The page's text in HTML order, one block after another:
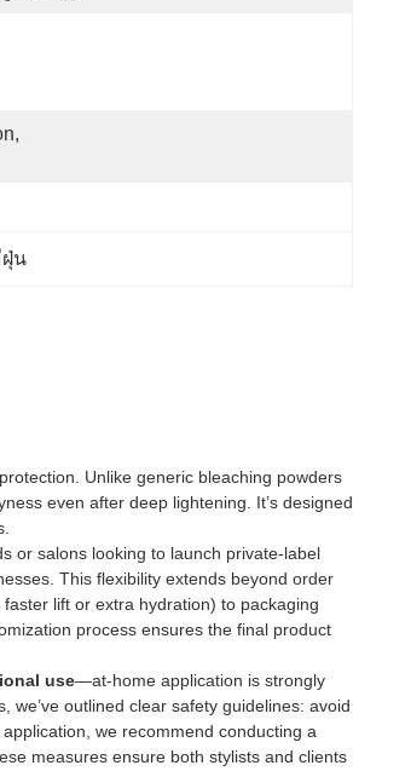
ฝุ่น
Unlike generic bleaching powders
even after deep lightening. It’s designed
or salons looking to launch private-label
This flexibility extends beyond order
lift or extra hydration) to packaging
process ensures the final product
use—at-home application is strongly
outlined clear safety guidelines: avoid
we recommend conducting a
measures ensure both stylists and clients